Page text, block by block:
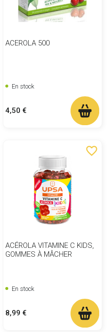
ACEROLA 500
En stock
Prix
4,50 €
favorite_border
ACÉROLA VITAMINE C KIDS,
GOMMES À MÂCHER
En stock
Prix
8,99 €